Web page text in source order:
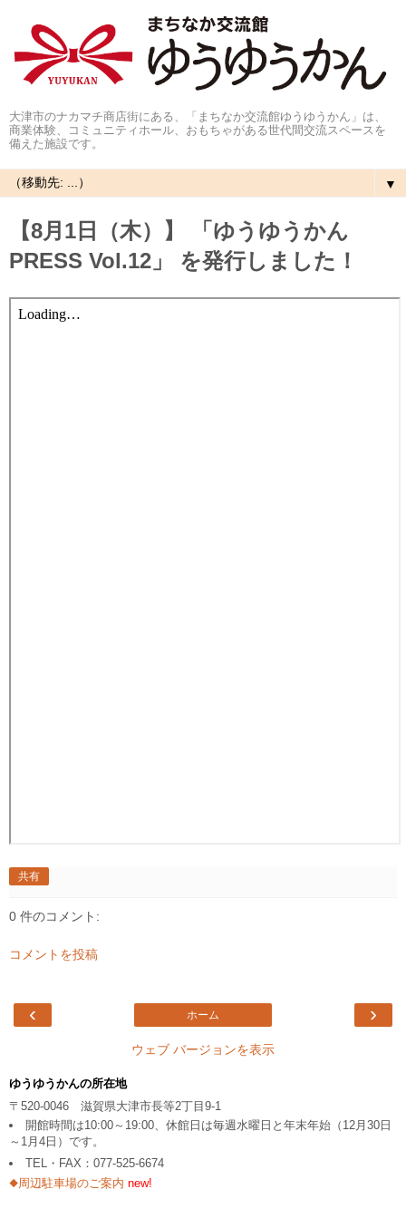
大津市のナカマチ商店街にある、「まちなか交流館ゆうゆうかん」は、
商業体験、コミュニティホール、おもちゃがある世代間交流スペースを
備えた施設です。
▼
【8月1日（木）】 「ゆうゆうかん
PRESS Vol.12」 を発行しました！
共有
0 件のコメント:
コメントを投稿
‹ ›
ホーム
ウェブ バージョンを表示
ゆうゆうかんの所在地
〒520-0046 滋賀県大津市長等2丁目9-1
開館時間は10:00～19:00、休館日は毎週水曜日と年末年始（12月30日
～1月4日）です。
TEL・FAX：077-525-6674
◆周辺駐車場のご案内 new!